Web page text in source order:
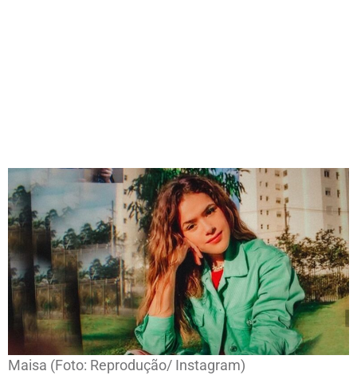
Maisa (Foto: Reprodução/ Instagram)